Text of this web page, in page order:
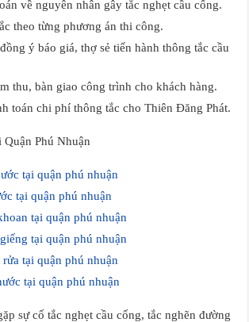
về nguyên nhân gây tắc nghẹt cầu cống.
theo từng phương án thi công.
ý báo giá, thợ sẻ tiến hành thông tắc cầu
thu, bàn giao công trình cho khách hàng.
toán chi phí thông tắc cho Thiên Đăng Phát.
Phú Nhuận
tại quận phú nhuận
tại quận phú nhuận
tại quận phú nhuận
tại quận phú nhuận
tại quận phú nhuận
tại quận phú nhuận
sự cố tắc nghẹt cầu cống, tắc nghẽn đường